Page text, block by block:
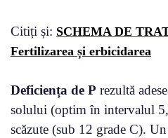
Citiți și: SCHEMA DE
Fertilizarea și erbicidarea
Deficiența de P rezultă
solului (optim în intervalul
scăzute (sub 12 grade C).